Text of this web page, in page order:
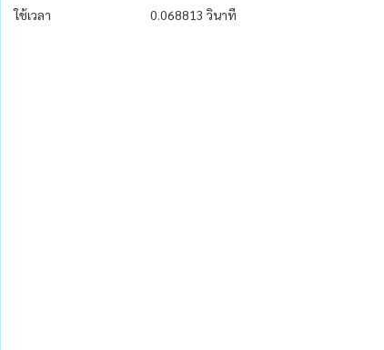
ใช้เวลา 0.068813 วินาที